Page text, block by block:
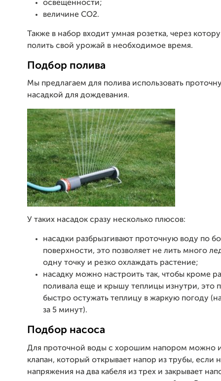
освещенности;
величине CO2.
Также в набор входит умная розетка, через
полить свой урожай в необходимое время.
Подбор полива
Мы предлагаем для полива использовать
насадкой для дождевания.
У таких насадок сразу несколько плюсов:
насадки разбрызгивают проточную воду по
поверхности, это позволяет не лить много
одну точку и резко охлаждать растение;
насадку можно настроить так, чтобы кроме
поливала еще и крышу теплицы изнутри, это
быстро остужать теплицу в жаркую погоду
за 5 минут).
Подбор насоса
Для проточной воды с хорошим напором можно
клапан, который открывает напор из трубы, если
напряжения на два кабеля из трех и закрывает